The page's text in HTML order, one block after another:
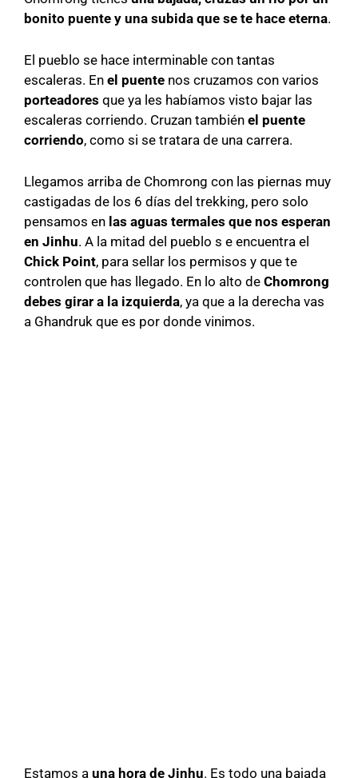
bonito puente y una subida que se te hace eterna.
El pueblo se hace interminable con tantas
escaleras. En el puente nos cruzamos con varios
porteadores que ya les habíamos visto bajar las
escaleras corriendo. Cruzan también el puente
corriendo, como si se tratara de una carrera.
Llegamos arriba de Chomrong con las piernas muy
castigadas de los 6 días del trekking, pero solo
pensamos en las aguas termales que nos esperan
en Jinhu. A la mitad del pueblo s e encuentra el
Chick Point, para sellar los permisos y que te
controlen que has llegado. En lo alto de Chomrong
debes girar a la izquierda, ya que a la derecha vas
a Ghandruk que es por donde vinimos.
Estamos a una hora de Jinhu. Es todo una bajada